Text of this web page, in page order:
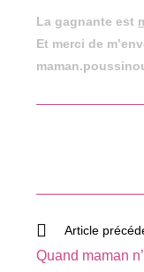
La gagnante est
Et merci de
Read
articles
Article
Quand maman